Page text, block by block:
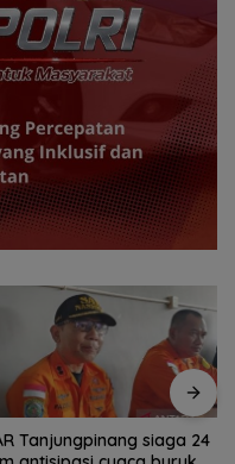
Catat Jumlah Penduduk